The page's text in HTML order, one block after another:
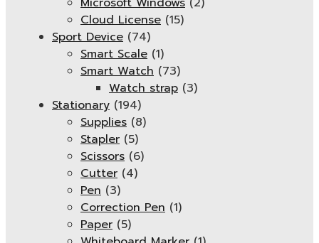
Cloud License (15)
Sport Device (74)
Smart Scale (1)
Smart Watch (73)
Watch strap (3)
Stationary (194)
Supplies (8)
Stapler (5)
Scissors (6)
Cutter (4)
Pen (3)
Correction Pen (1)
Paper (5)